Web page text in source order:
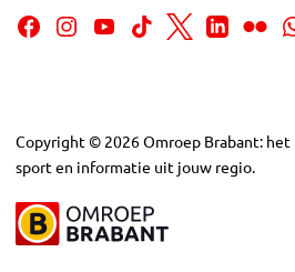
Copyright © 2026Omroep Brabant:
sport en informatie uit jouw regio.